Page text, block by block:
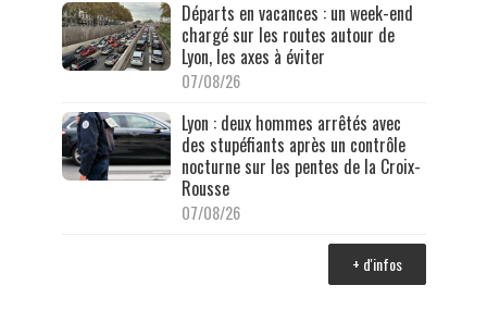
Départs en vacances : un week-end
chargé sur les routes autour de
Lyon, les axes à éviter
07/08/26
Lyon : deux hommes arrêtés avec
des stupéfiants après un contrôle
nocturne sur les pentes de la Croix-
Rousse
07/08/26
+ d'infos